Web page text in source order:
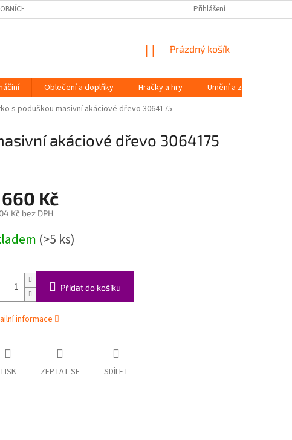
ÚDAJŮ Přihlášení
NÁKUPNÍ
Prázdný košík
Oblečení a doplňky Hračky a hry Umění a zábava
s poduškou masivní akáciové dřevo 3064175
akáciové dřevo 3064175
Kč
Kč bez DPH
(>5 ks)
Přidat do košíku
informace
TISK ZEPTAT SE SDÍLET